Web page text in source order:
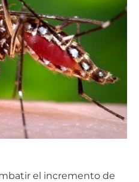
el incremento de